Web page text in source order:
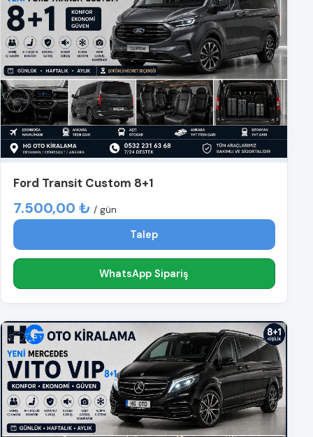
Ford Transit Custom 8+1
7.500,00 ₺ / gün
Talep
WhatsApp Sipariş